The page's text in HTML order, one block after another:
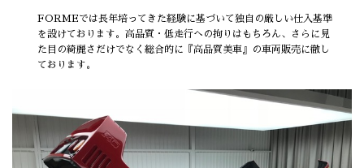
FORMEでは長年培ってきた経験に基づいて独自の厳しい仕入基準
を設けております。高品質・低走行への拘りはもちろん、さらに見
た目の綺麗さだけでなく総合的に『高品質美車』の車両販売に徹し
ております。